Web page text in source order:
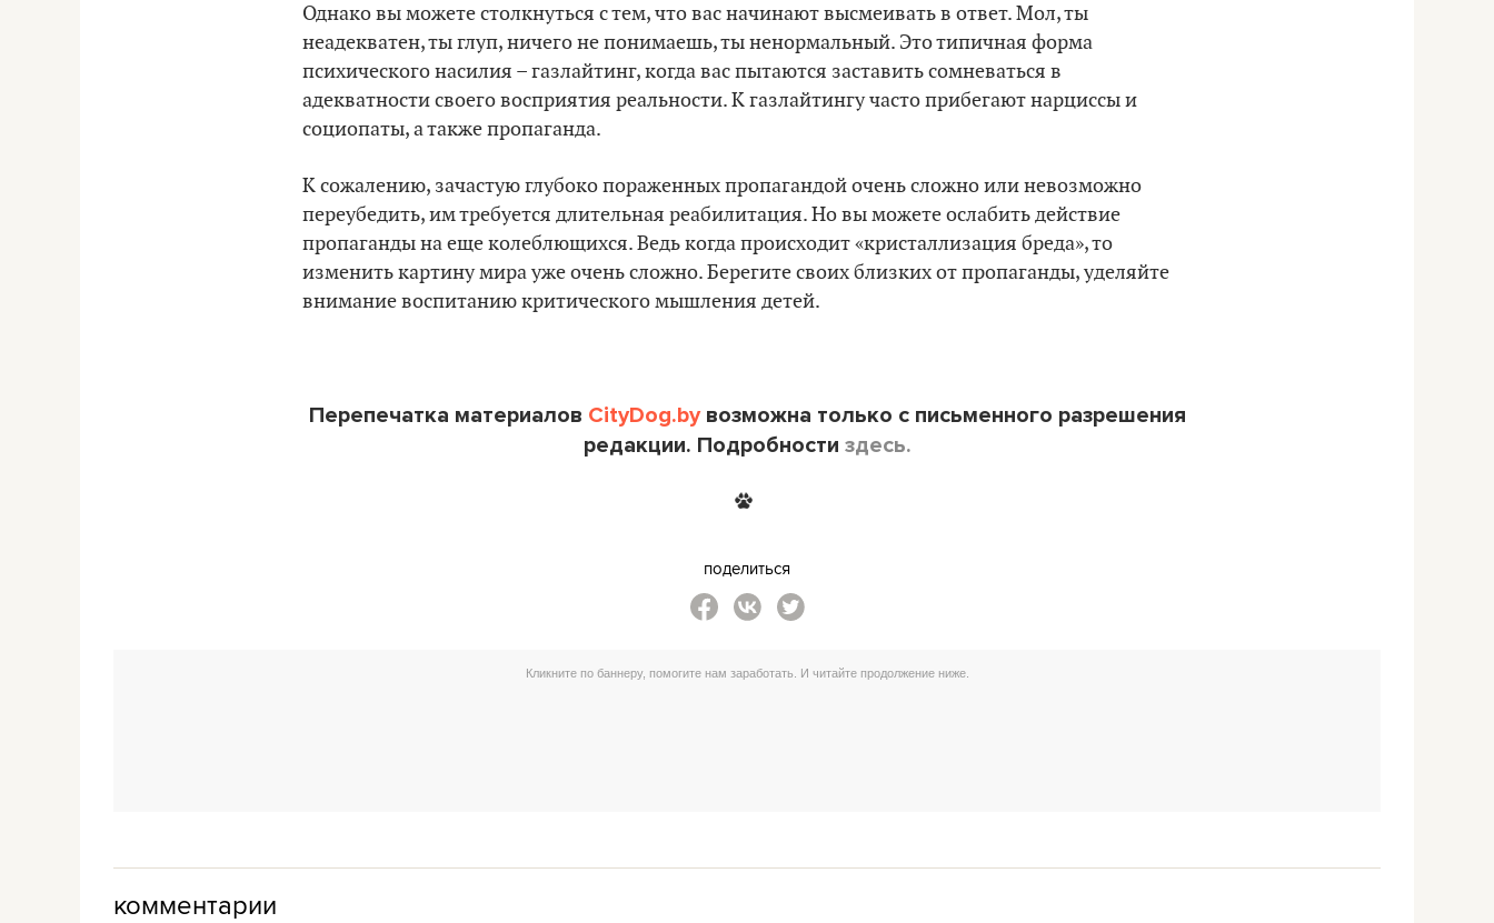
Однако вы можете столкнуться с тем, что вас начинают высмеивать в ответ. Мол, ты
неадекватен, ты глуп, ничего не понимаешь, ты ненормальный. Это типичная форма
психического насилия – газлайтинг, когда вас пытаются заставить сомневаться в
адекватности своего восприятия реальности. К газлайтингу часто прибегают нарциссы и
социопаты, а также пропаганда.
К сожалению, зачастую глубоко пораженных пропагандой очень сложно или невозможно
переубедить, им требуется длительная реабилитация. Но вы можете ослабить действие
пропаганды на еще колеблющихся. Ведь когда происходит «кристаллизация бреда», то
изменить картину мира уже очень сложно. Берегите своих близких от пропаганды, уделяйте
внимание воспитанию критического мышления детей.
Перепечатка материалов CityDog.byвозможна только с письменного разрешения
редакции. Подробности здесь.
поделиться
комментарии